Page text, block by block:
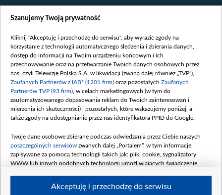
Opinie
Białoruś / Polska
Czytelnia
Centrum Europy
O nas
Kontakt
Informacje o nadawcy
Serwisy partnerskie
belsat.eu
slava.tv
tvpworld.com
vot-tak.tv
Szanujemy Twoją prywatność
Kliknij "Akceptuję i przechodzę do serwisu", aby wyrazić zgody na
korzystanie z technologii automatycznego śledzenia i zbierania danych,
dostęp do informacji na Twoim urządzeniu końcowym i ich
przechowywanie oraz na przetwarzanie Twoich danych osobowych przez
nas, czyli Telewizję Polską S.A. w likwidacji (zwaną dalej również „TVP”),
Zaufanych Partnerów z IAB* (1201 firm) oraz pozostałych Zaufanych
Partnerów TVP (93 firm) , w celach marketingowych (w tym do
zautomatyzowanego dopasowania reklam do Twoich zainteresowań i
mierzenia ich skuteczności) i pozostałych, które wskazujemy poniżej, a
także zgody na udostępnianie przez nas identyfikatora PPID do Google.
Twoje dane osobowe zbierane podczas odwiedzania przez Ciebie naszych
poszczególnych serwisów zwanych dalej „Portalem”, w tym informacje
zapisywane za pomocą technologii takich jak: pliki cookie, sygnalizatory
WWW lub innych podobnych technologii umożliwiających świadczenie
Akceptuję i przechodzę do serwisu